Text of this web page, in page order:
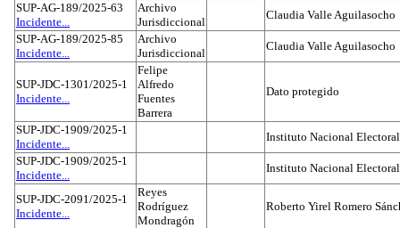
SUP-AG-189/2025-63
Incidente...
Archivo
Jurisdiccional
Claudia Valle Aguilasocho
SUP-AG-189/2025-85
Incidente...
Archivo
Jurisdiccional
Claudia Valle Aguilasocho
SUP-JDC-1301/2025-1
Incidente...
Felipe
Alfredo
Fuentes
Barrera
Dato protegido
SUP-JDC-1909/2025-1
Incidente...
Instituto Nacional Electoral
SUP-JDC-1909/2025-1
Incidente...
Instituto Nacional Electoral
SUP-JDC-2091/2025-1
Incidente...
Reyes
Rodríguez
Mondragón
Roberto Yirel Romero